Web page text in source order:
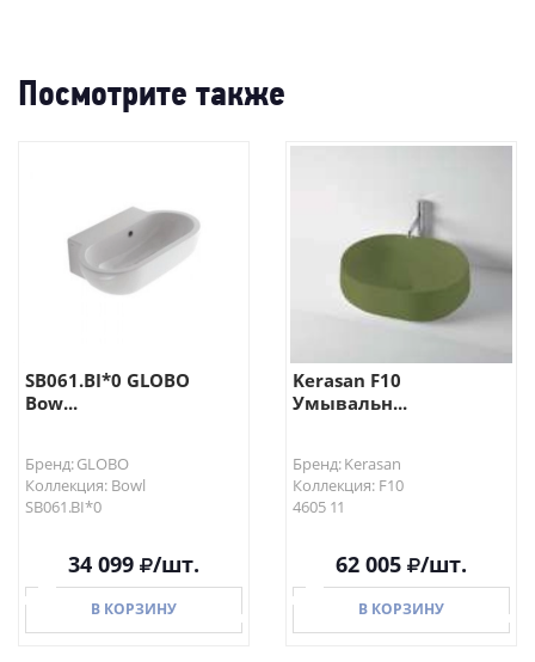
Посмотрите также
SB061.BI*0 GLOBO
Bow...
Бренд: GLOBO
Коллекция: Bowl
SB061.BI*0
34 099 /шт.
В КОРЗИНУ
Kerasan F10
Умывальн...
Бренд: Kerasan
Коллекция: F10
4605 11
62 005 /шт.
В КОРЗИНУ